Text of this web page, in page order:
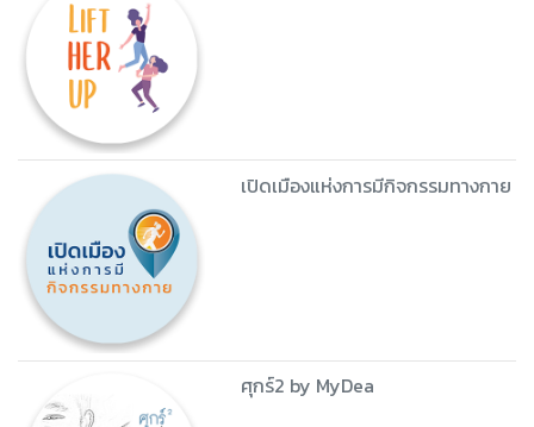
เปิดเมืองแห่งการมีกิจกรรมทางกาย
ศุกร์2 by MyDea